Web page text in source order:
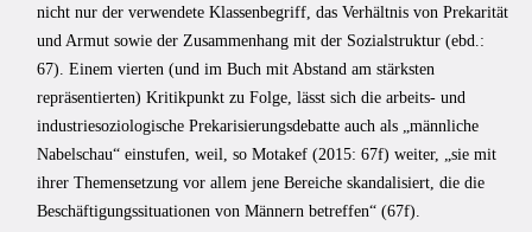
nicht nur der verwendete Klassenbegriff, das Verhältnis von Prekarität
und Armut sowie der Zusammenhang mit der Sozialstruktur (ebd.:
67). Einem vierten (und im Buch mit Abstand am stärksten
repräsentierten) Kritikpunkt zu Folge, lässt sich die arbeits- und
industriesoziologische Prekarisierungsdebatte auch als „männliche
Nabelschau“ einstufen, weil, so Motakef (2015: 67f) weiter, „sie mit
ihrer Themensetzung vor allem jene Bereiche skandalisiert, die die
Beschäftigungssituationen von Männern betreffen“ (67f).